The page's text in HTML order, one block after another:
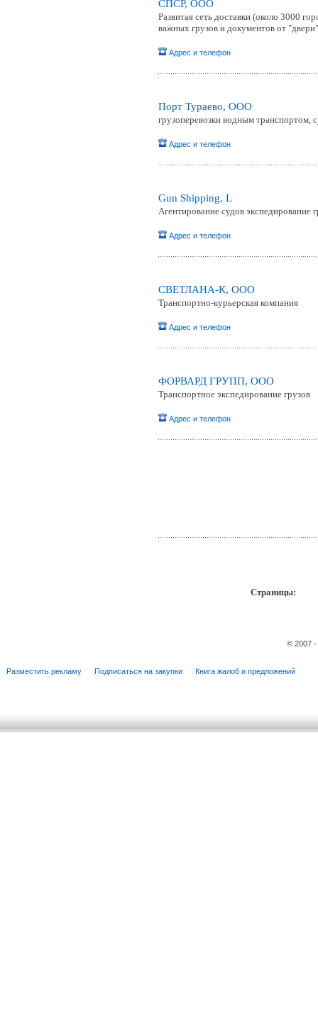
СПСР, ООО
Развитая сеть доставки (около 3000
важных грузов и документов от
Адрес и телефон
Порт Тураево, ООО
грузоперевозки водным транспортом,
Адрес и телефон
Gun Shipping, L
Агентирование судов экспедирование
Адрес и телефон
СВЕТЛАНА-К, ООО
Транспортно-курьерская компания
Адрес и телефон
ФОРВАРД ГРУПП, ООО
Транспортное экспедирование грузов
Адрес и телефон
Страницы:
© 2007
Разместить рекламу Подписаться на закупки Книга жалоб и предложений